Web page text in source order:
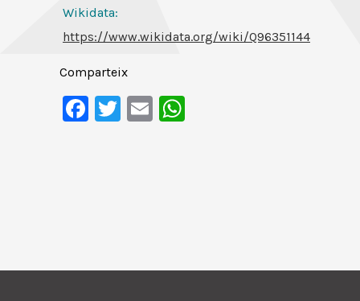
Wikidata:
https://www.wikidata.org/wiki/Q96351144
Comparteix
Facebook
Twitter
Email